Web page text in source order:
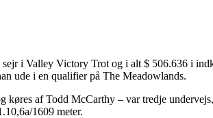
i Valley Victory Trot og i alt $ 506.636 i
ude i en qualifier på The Meadowlands.
af Todd McCarthy – var tredje
1609 meter.